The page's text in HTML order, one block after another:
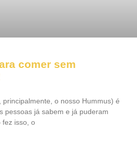
comer sem
principalmente, o nosso Hummus) é
pessoas já sabem e já puderam
fez isso, o